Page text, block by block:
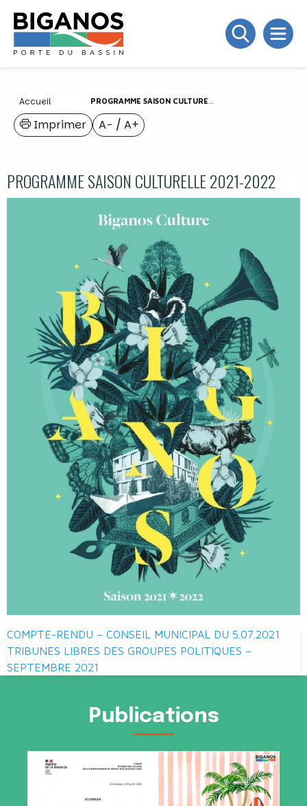
Accueil PROGRAMME SAISON CULTURELLE 2021-2022
A− / A+
Imprimer
PROGRAMME SAISON CULTURELLE 2021-2022
Navigation
de
l’article
COMPTE-RENDU – CONSEIL MUNICIPAL DU 5.07.2021
TRIBUNES LIBRES DES GROUPES POLITIQUES –
SEPTEMBRE 2021
Publications